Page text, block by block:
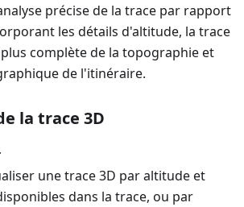
précise de la trace par rapport
les détails d'altitude, la trace
complète de la topographie et
de l'itinéraire.
la trace 3D
une trace 3D par altitude et
dans la trace, ou par